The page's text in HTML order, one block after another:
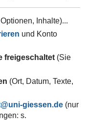
Inhalte)...
und Konto
freigeschaltet (Sie
(Ort, Datum, Texte,
(nur
s.